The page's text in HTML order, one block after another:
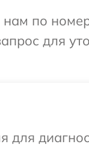
по
для